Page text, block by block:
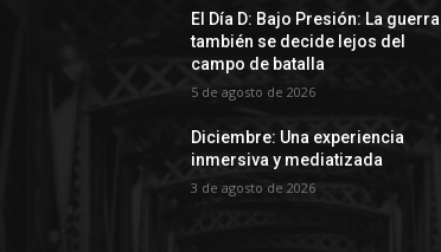
El Día D: Bajo Presión: La guerra
también se decide lejos del
campo de batalla
5 de agosto de 2026
Diciembre: Una experiencia
inmersiva y mediatizada
3 de agosto de 2026